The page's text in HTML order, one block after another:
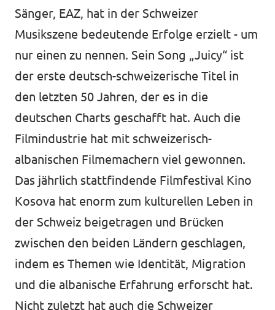
Sänger, EAZ, hat in der Schweizer
Musikszene bedeutende Erfolge erzielt - um
nur einen zu nennen. Sein Song „Juicy“ ist
der erste deutsch-schweizerische Titel in
den letzten 50 Jahren, der es in die
deutschen Charts geschafft hat. Auch die
Filmindustrie hat mit schweizerisch-
albanischen Filmemachern viel gewonnen.
Das jährlich stattfindende Filmfestival Kino
Kosova hat enorm zum kulturellen Leben in
der Schweiz beigetragen und Brücken
zwischen den beiden Ländern geschlagen,
indem es Themen wie Identität, Migration
und die albanische Erfahrung erforscht hat.
Nicht zuletzt hat auch die Schweizer